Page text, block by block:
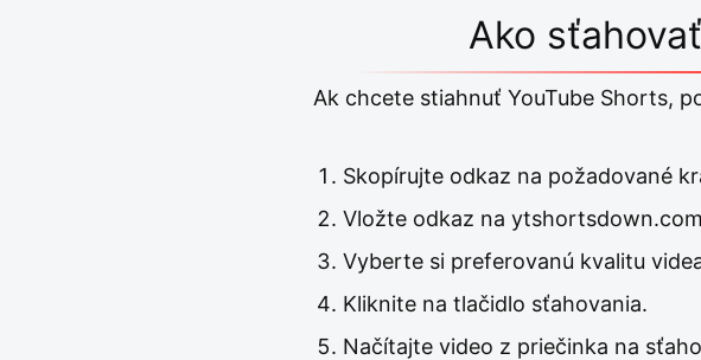
Ako
Ak chcete stiahnuť YouTube Shorts,
Skopírujte odkaz na požadované
Vložte odkaz na
Vyberte si preferovanú kvalitu
Kliknite na tlačidlo sťahovania.
Načítajte video z priečinka na